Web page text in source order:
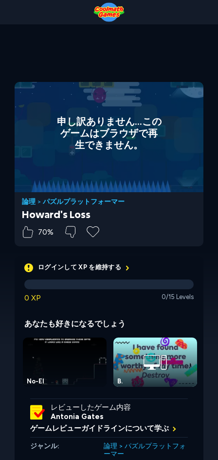
申し訳ありません...この
ゲームはブラウザで再
生できません。
論理 > パズルプラットフォーマー
Howard's Loss
70%
ログインして XP を維持する
0 XP 0/15 Levels
あなたも好きになるでしょう
B.
No-El
レビューしたゲーム内容
Antonia Gates
ゲームレビューガイドラインについて学ぶ
ジャンル: 論理 > パズルプラットフォ
ーマー